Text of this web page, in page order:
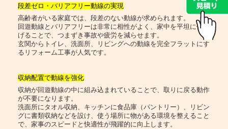
段差ゼロ・バリアフリー動線の実現
高齢者がいる家庭では、段差のない動線が求められます。
回遊動線とバリアフリーは非常に相性がよく、家中を平坦に仕上
げることで、つまずき事故や疲労を減らせます。
玄関からトイレ、洗面所、リビングへの動線を完全フラットにす
るリフォーム工事が人気です。
収納配置で動線を強化
収納が回遊動線の中に組み込まれていることで、取りに戻る動作
が不要になります。
洗面所にタオル収納、キッチンに食品庫（パントリー）、リビン
グに書類収納などを設け、使う場所に物がある環境を整えること
で、家事のスピードと快適性が飛躍的に向上します。